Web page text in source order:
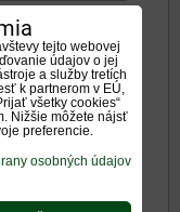
zápory - aspoň
tejto webovej
údajov o jej
a služby tretích
k partnerom v EÚ,
všetky cookies“
Nižšie môžete nájsť
preferencie.
osobných údajov